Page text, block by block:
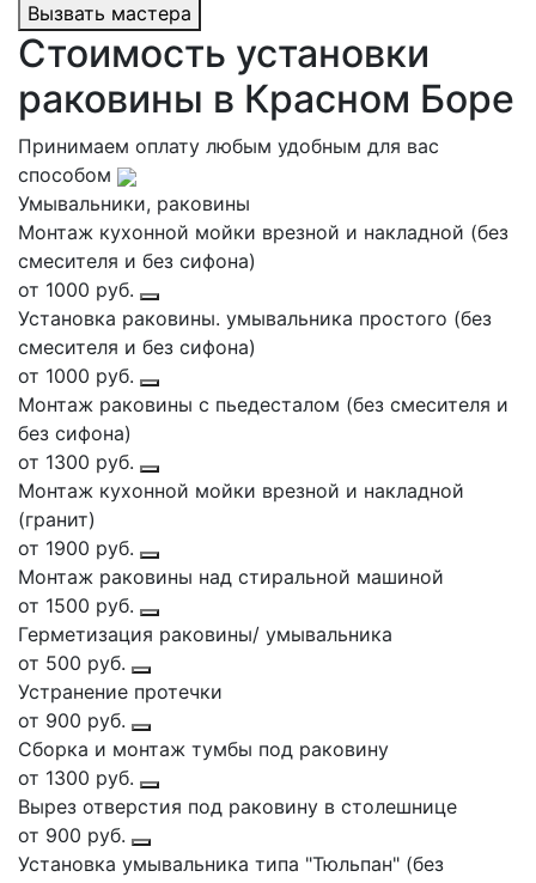
Вызвать мастера
Стоимость установки
раковины в Красном Боре
Принимаем оплату любым удобным для вас
способом
Умывальники, раковины
Монтаж кухонной мойки врезной и накладной (без
смесителя и без сифона)
от 1000 руб.
Установка раковины. умывальника простого (без
смесителя и без сифона)
от 1000 руб.
Монтаж раковины с пьедесталом (без смесителя и
без сифона)
от 1300 руб.
Монтаж кухонной мойки врезной и накладной
(гранит)
от 1900 руб.
Монтаж раковины над стиральной машиной
от 1500 руб.
Герметизация раковины/ умывальника
от 500 руб.
Устранение протечки
от 900 руб.
Сборка и монтаж тумбы под раковину
от 1300 руб.
Вырез отверстия под раковину в столешнице
от 900 руб.
Установка умывальника типа "Тюльпан" (без